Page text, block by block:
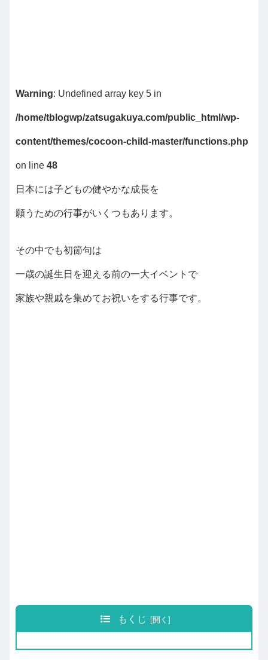
Warning: Undefined array key 5 in
/home/tblogwp/zatsugakuya.com/public_html/wp-
content/themes/cocoon-child-master/functions.php
on line 48
日本には子どもの健やかな成長を
願うための行事がいくつもあります。
その中でも初節句は
一歳の誕生日を迎える前の一大イベントで
家族や親戚を集めてお祝いをする行事です。
もくじ